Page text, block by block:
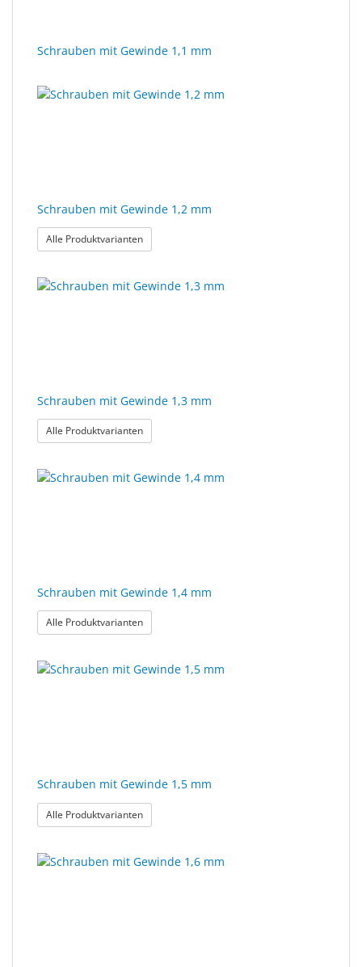
Schrauben mit Gewinde 1,1 mm
Schrauben mit Gewinde 1,2 mm
Alle Produktvarianten: Schrauben mit Gewinde 1,2 mm
Schrauben mit Gewinde 1,3 mm
Alle Produktvarianten: Schrauben mit Gewinde 1,3 mm
Schrauben mit Gewinde 1,4 mm
Alle Produktvarianten: Schrauben mit Gewinde 1,4 mm
Schrauben mit Gewinde 1,5 mm
Alle Produktvarianten: Schrauben mit Gewinde 1,5 mm